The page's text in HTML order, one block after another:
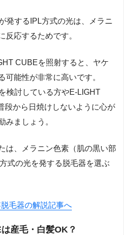
発するIPL方式の光は、メラニ
反応するためです。
CUBEを照射すると、ヤケ
可能性が非常に高いです。
検討している方やE-LIGHT
段から日焼けしないように心が
みましょう。
は、メラニン色素（肌の黒い部
式の光を発する脱毛器を選ぶ
毛器の解説記事へ
産毛・白髪OK？